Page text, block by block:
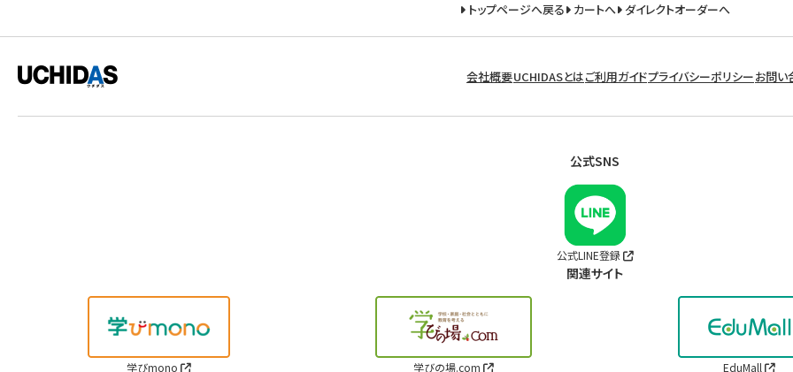
トップページへ戻る カートへ ダイレクトオーダーへ
会社概要UCHIDASとはご利用ガイドプライバシーポリシーお問い
公式SNS
公式LINE登録
関連サイト
学びmono 学びの場.com EduMall